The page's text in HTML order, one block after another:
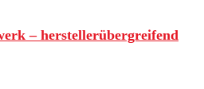
– herstellerübergreifend